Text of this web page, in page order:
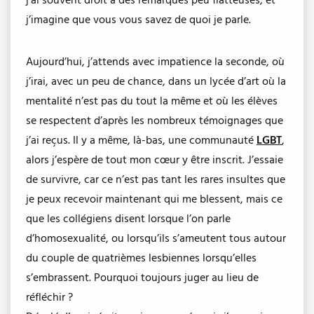
j’imagine que vous vous savez de quoi je parle.
Aujourd’hui, j’attends avec impatience la seconde, où
j’irai, avec un peu de chance, dans un lycée d’art où la
mentalité n’est pas du tout la même et où les élèves
se respectent d’après les nombreux témoignages que
j’ai reçus. Il y a même, là-bas, une communauté LGBT,
alors j’espère de tout mon cœur y être inscrit. J’essaie
de survivre, car ce n’est pas tant les rares insultes que
je peux recevoir maintenant qui me blessent, mais ce
que les collégiens disent lorsque l’on parle
d’homosexualité, ou lorsqu’ils s’ameutent tous autour
du couple de quatrièmes lesbiennes lorsqu’elles
s’embrassent. Pourquoi toujours juger au lieu de
réfléchir ?